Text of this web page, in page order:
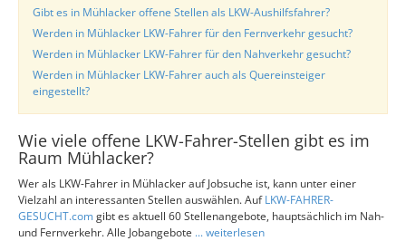
Gibt es in Mühlacker offene Stellen als LKW-Aushilfsfahrer?
Werden in Mühlacker LKW-Fahrer für den Fernverkehr gesucht?
Werden in Mühlacker LKW-Fahrer für den Nahverkehr gesucht?
Werden in Mühlacker LKW-Fahrer auch als Quereinsteiger
eingestellt?
Wie viele offene LKW-Fahrer-Stellen gibt es im
Raum Mühlacker?
Wer als LKW-Fahrer in Mühlacker auf Jobsuche ist, kann unter einer
Vielzahl an interessanten Stellen auswählen. AufLKW-FAHRER-
GESUCHT.comgibt es aktuell 60 Stellenangebote, hauptsächlich im Nah-
und Fernverkehr. Alle Jobangebote ... weiterlesen